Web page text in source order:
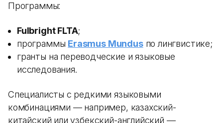
Программы:
Fulbright FLTA;
программы Erasmus Mundusпо лингвистике;
гранты на переводческие и языковые
исследования.
Специалисты с редкими языковыми
комбинациями — например, казахский-
китайский или узбекский-английский —